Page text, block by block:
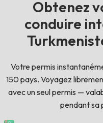
Obtenez
conduire
Votre permis
150 pays. Voyagez
avec un seul permis —
pendant sa